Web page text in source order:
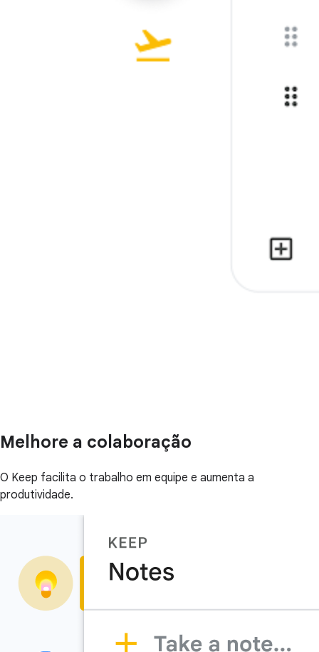
Melhore a colaboração
O Keep facilita o trabalho em equipe e aumenta a
produtividade.